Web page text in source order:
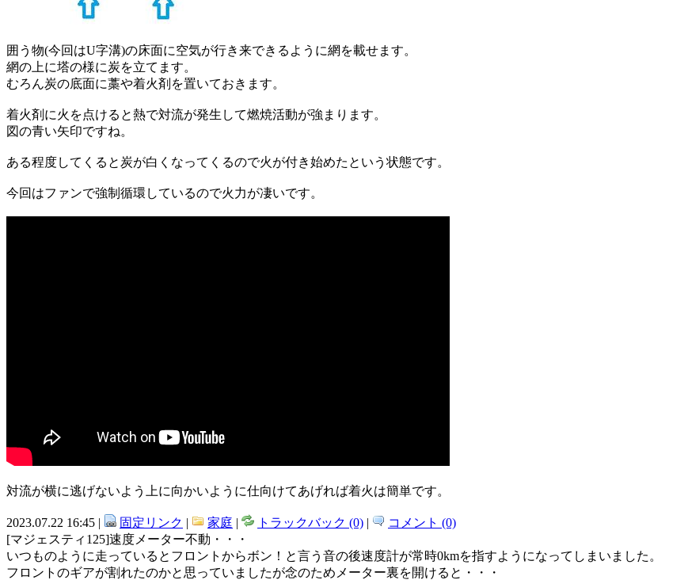
囲う物(今回はU字溝)の床面に空気が行き来できるように網を載せます。
網の上に塔の様に炭を立てます。
むろん炭の底面に藁や着火剤を置いておきます。
着火剤に火を点けると熱で対流が発生して燃焼活動が強まります。
図の青い矢印ですね。
ある程度してくると炭が白くなってくるので火が付き始めたという状態です。
今回はファンで強制循環しているので火力が凄いです。
対流が横に逃げないよう上に向かいように仕向けてあげれば着火は簡単です。
2023.07.22 16:45 | 固定リンク | 家庭 | トラックバック (0) |
コメント (0)
[マジェスティ125]速度メーター不動・・・
いつものように走っているとフロントからボン！と言う音の後速度計が常時0kmを指すようになってしまいました。
フロントのギアが割れたのかと思っていましたが念のためメーター裏を開けると・・・